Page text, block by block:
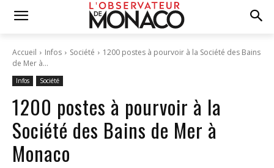
Accueil Infos Société
1200 postes à pourvoir à la Société des Bains
de Mer à...
Infos Société
1200 postes à pourvoir à la
Société des Bains de Mer à
Monaco